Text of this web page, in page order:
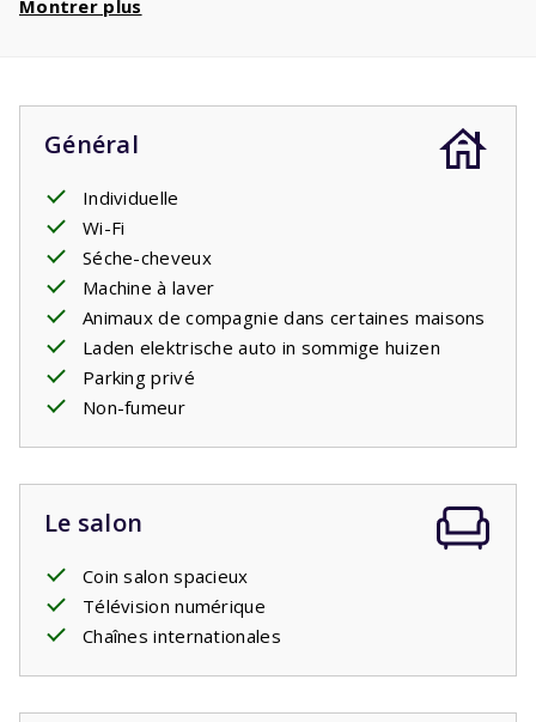
simples àsommier à ressorts
une deuxième salle de bain. Les salles de bains sont
équipées d'une baignoire et/ou d'une douche et d'un
retrouverez régulièrement ensemble sur la
couverte. Vous pourrez y profiter du ciel étoilé français
jusqu'à des heures tardives. Plusieurs villas disposent
d'une
borne de recharge
électriques. Si tel est le cas, vous pouvez l'ajouter en tant
qu'élément facultatif. C'est uneprise standardcomme
toutes les autres prises de la maison. Vous devrez peut-
être apportez votre
Montrer plus
Général
Individuelle
Wi-Fi
Séche-cheveux
Machine à laver
Animaux de compagnie dans certaines maisons
Laden elektrische auto in sommige huizen
Parking privé
Non-fumeur
Le salon
Coin salon spacieux
Télévision numérique
Chaînes internationales